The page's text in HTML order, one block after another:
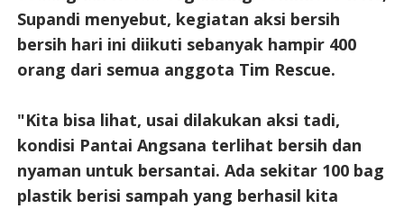
Supandi menyebut, kegiatan aksi bersih
bersih hari ini diikuti sebanyak hampir 400
orang dari semua anggota Tim Rescue.
"Kita bisa lihat, usai dilakukan aksi tadi,
kondisi Pantai Angsana terlihat bersih dan
nyaman untuk bersantai. Ada sekitar 100 bag
plastik berisi sampah yang berhasil kita